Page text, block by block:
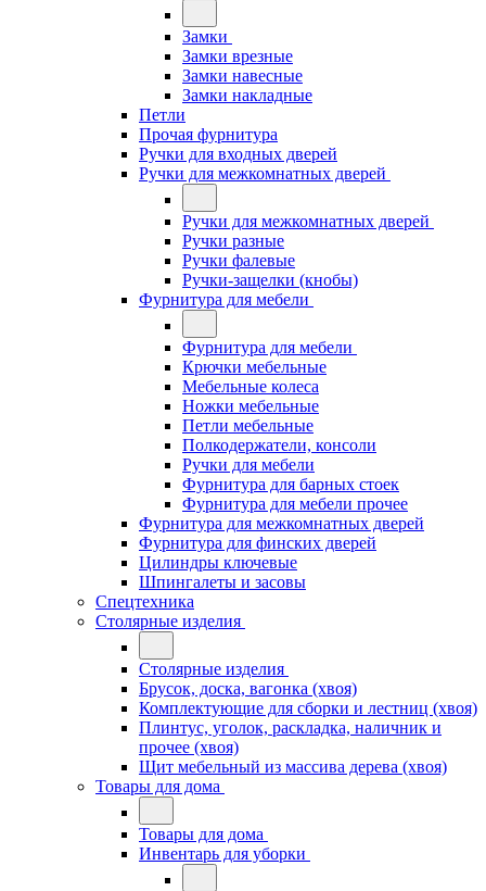
Замки
Замки врезные
Замки навесные
Замки накладные
Петли
Прочая фурнитура
Ручки для входных дверей
Ручки для межкомнатных дверей
Ручки для межкомнатных дверей
Ручки разные
Ручки фалевые
Ручки-защелки (кнобы)
Фурнитура для мебели
Фурнитура для мебели
Крючки мебельные
Мебельные колеса
Ножки мебельные
Петли мебельные
Полкодержатели, консоли
Ручки для мебели
Фурнитура для барных стоек
Фурнитура для мебели прочее
Фурнитура для межкомнатных дверей
Фурнитура для финских дверей
Цилиндры ключевые
Шпингалеты и засовы
Спецтехника
Столярные изделия
Столярные изделия
Брусок, доска, вагонка (хвоя)
Комплектующие для сборки и лестниц (хвоя)
Плинтус, уголок, раскладка, наличник и
прочее (хвоя)
Щит мебельный из массива дерева (хвоя)
Товары для дома
Товары для дома
Инвентарь для уборки